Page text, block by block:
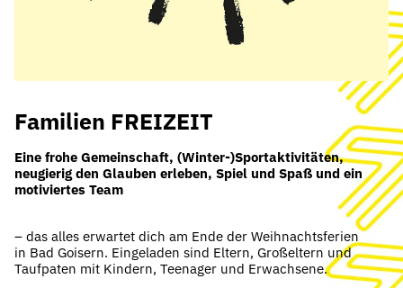
Familien FREIZEIT
Eine frohe Gemeinschaft, (Winter-)Sportaktivitäten,
neugierig den Glauben erleben, Spiel und Spaß und ein
motiviertes Team
– das alles erwartet dich am Ende der Weihnachtsferien
in Bad Goisern. Eingeladen sind Eltern, Großeltern und
Taufpaten mit Kindern, Teenager und Erwachsene.